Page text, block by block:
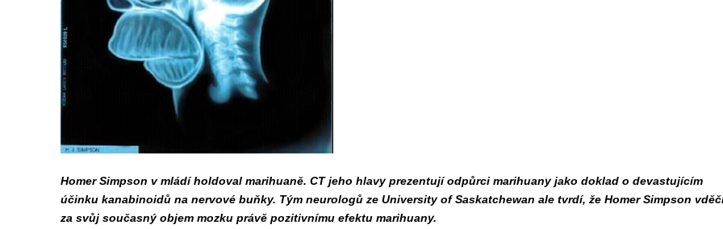
Homer Simpson v mládí holdoval marihuaně. CT jeho hlavy prezentují odpůrci marihuany jako doklad o devastujícím
účinku kanabinoidů na nervové buňky. Tým neurologů ze University of Saskatchewan ale tvrdí, že Homer Simpson
za svůj současný objem mozku právě pozitivnímu efektu marihuany.